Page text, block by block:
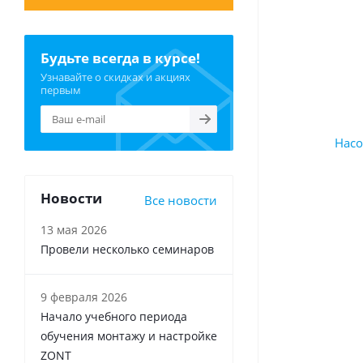
Будьте всегда в курсе!
Узнавайте о скидках и акциях
первым
Новости Все новости
13 мая 2026
Провели несколько семинаров
9 февраля 2026
Начало учебного периода
обучения монтажу и настройке
ZONT